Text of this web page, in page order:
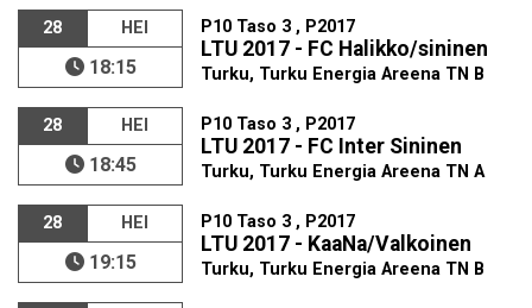
28 HEI
18:15
P10 Taso 3 , P2017
LTU 2017 - FC Halikko/sininen
Turku, Turku Energia Areena TN B
28 HEI
18:45
P10 Taso 3 , P2017
LTU 2017 - FC Inter Sininen
Turku, Turku Energia Areena TN A
28 HEI
19:15
P10 Taso 3 , P2017
LTU 2017 - KaaNa/Valkoinen
Turku, Turku Energia Areena TN B